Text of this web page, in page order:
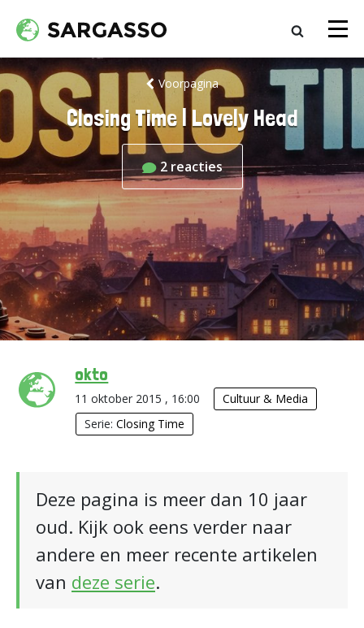
Voorpagina
Closing Time | Lovely Head
2 reacties
okto
11 oktober 2015 , 16:00
Cultuur & Media
Serie:Closing Time
Deze pagina is meer dan 10 jaar
oud. Kijk ook eens verder naar
andere en meer recente artikelen
van deze serie.